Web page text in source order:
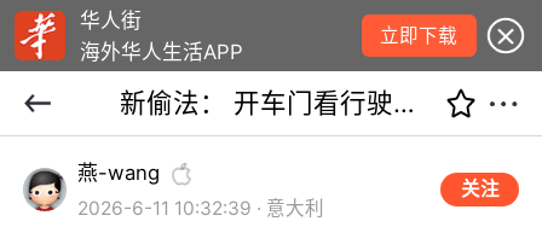
华人街
海外华人生活APP
立即下载
新偷法： 开车门看行驶证上的地址去偷车主人的住家….. 刚刚跟我老板娘聊天，她说
燕-wang
2026-6-11 10:32:39 · 意大利
关注